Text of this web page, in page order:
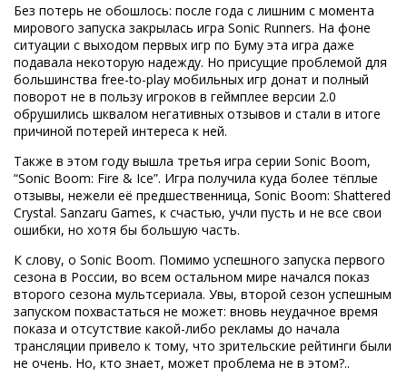
Без потерь не обошлось: после года с лишним с момента
мирового запуска закрылась игра Sonic Runners. На фоне
ситуации с выходом первых игр по Буму эта игра даже
подавала некоторую надежду. Но присущие проблемой для
большинства free-to-play мобильных игр донат и полный
поворот не в пользу игроков в геймплее версии 2.0
обрушились шквалом негативных отзывов и стали в итоге
причиной потерей интереса к ней.
Также в этом году вышла третья игра серии Sonic Boom,
“Sonic Boom: Fire & Ice”. Игра получила куда более тёплые
отзывы, нежели её предшественница, Sonic Boom: Shattered
Crystal. Sanzaru Games, к счастью, учли пусть и не все свои
ошибки, но хотя бы большую часть.
К слову, о Sonic Boom. Помимо успешного запуска первого
сезона в России, во всем остальном мире начался показ
второго сезона мультсериала. Увы, второй сезон успешным
запуском похвастаться не может: вновь неудачное время
показа и отсутствие какой-либо рекламы до начала
трансляции привело к тому, что зрительские рейтинги были
не очень. Но, кто знает, может проблема не в этом?..